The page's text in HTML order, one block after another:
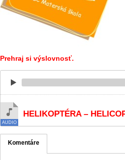
Prehraj si výslovnosť.
HELIKOPTÉRA –
Komentáre